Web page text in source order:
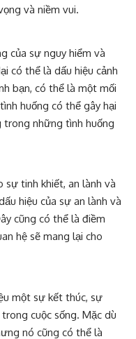
và niềm vui.
của sự nguy hiểm và
có thể là dấu hiệu cảnh
bạn, có thể là một mối
huống có thể gây hại
trong những tình huống
tinh khiết, an lành và
hiệu của sự an lành và
cũng có thể là điềm
hệ sẽ mang lại cho
một sự kết thúc, sự
cuộc sống. Mặc dù
nó cũng có thể là